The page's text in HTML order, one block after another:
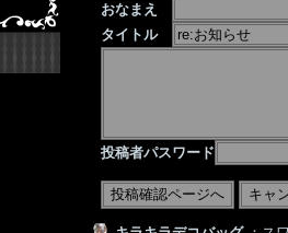
おなまえ
タイトル
投稿者パスワード